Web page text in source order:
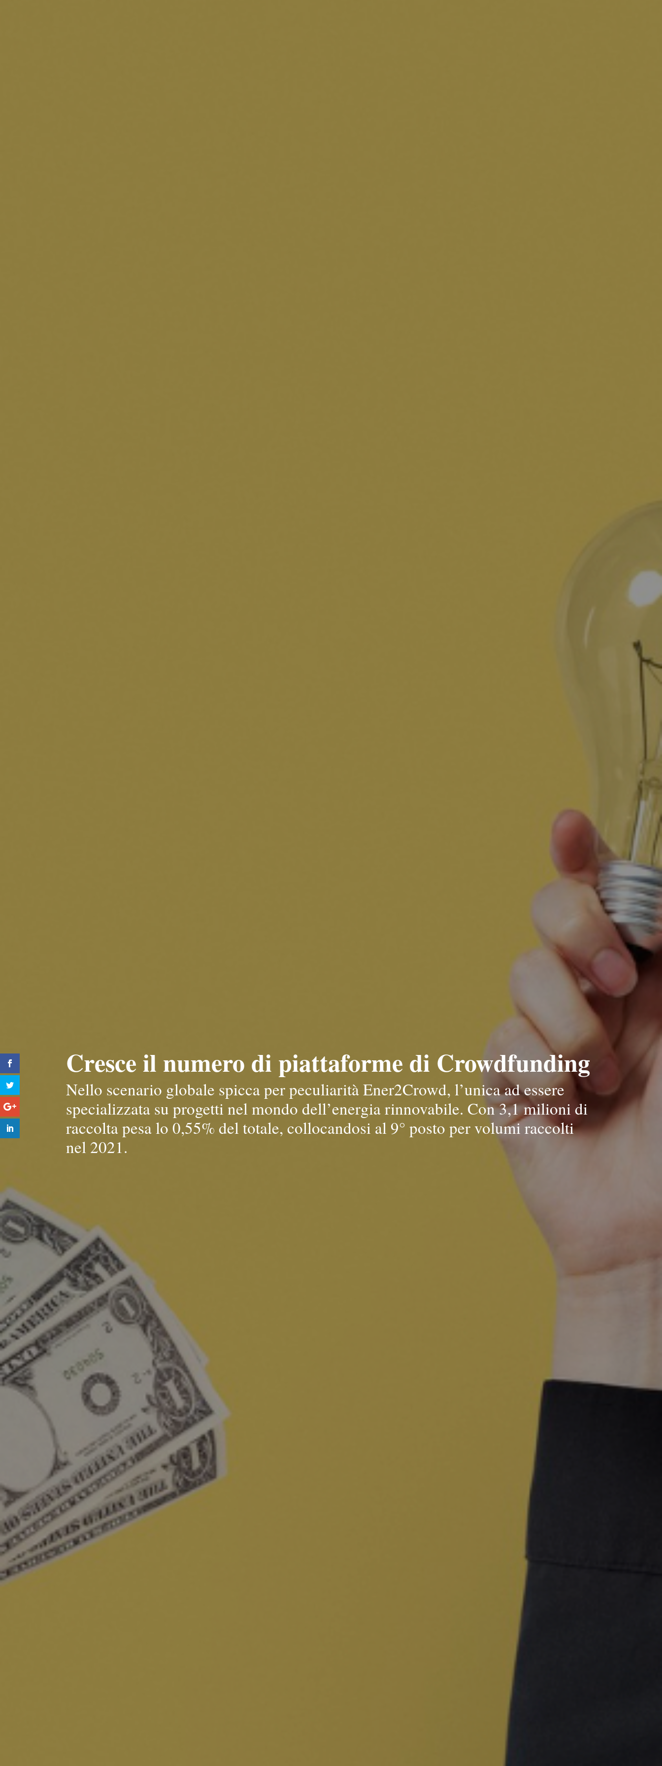
Cresce il numero di piattaforme di Crowdfunding
Nello scenario globale spicca per peculiarità Ener2Crowd, l’unica ad essere
specializzata su progetti nel mondo dell’energia rinnovabile. Con 3,1 milioni di
raccolta pesa lo 0,55% del totale, collocandosi al 9° posto per volumi raccolti
nel 2021.